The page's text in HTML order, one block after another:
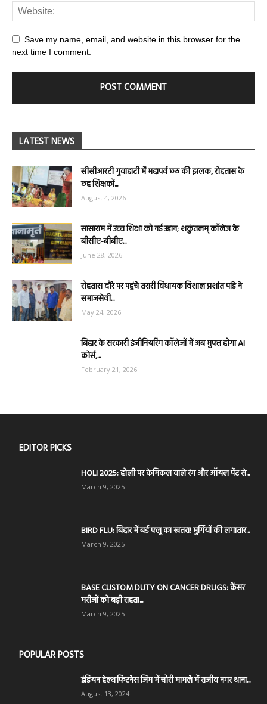
Save my name, email, and website in this browser for the
next time I comment.
LATEST NEWS
सीसीआरटी गुवाहाटी में महापर्व छठ की झलक, रोहतास के
छह शिक्षकों...
August 4, 2026
सासाराम में उच्च शिक्षा को नई उड़ान; शकुंतलम् कॉलेज के
बीसीए-बीबीए...
June 28, 2026
रोहतास दौरे पर पहुंचे तरारी विधायक विशाल प्रशांत पांडे ने
समाजसेवी...
May 24, 2026
बिहार के सरकारी इंजीनियरिंग कॉलेजों में अब मुफ्त होगा AI
कोर्स,...
February 21, 2026
EDITOR PICKS
HOLI 2025: होली पर केमिकल वाले रंग और ऑयल पेंट से...
March 9, 2025
BIRD FLU: बिहार में बर्ड फ्लू का खतरा! मुर्गियों की लगातार...
March 9, 2025
BASE CUSTOM DUTY ON CANCER DRUGS: कैंसर
मरीजों को बड़ी राहत!...
March 9, 2025
POPULAR POSTS
इंडियन हेल्थ फिटनेस जिम में चोरी मामले में राजीव नगर थाना...
August 13, 2024